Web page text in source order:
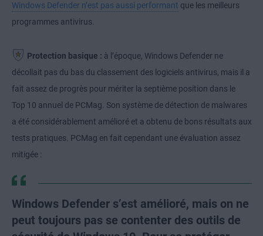
Windows Defender n’est pas aussi performant que les meilleurs
programmes antivirus.
Protection basique : à l’époque, Windows Defender ne
décollait pas du bas du classement des logiciels antivirus, mais il a
fait assez de progrès pour mériter la septième position dans le
Top 10 annuel de PCMag. Son système de détection de malwares
a été considérablement amélioré et a obtenu de bons résultats aux
tests pratiques. PCMag en fait cependant une évaluation assez
mitigée :
Windows Defender s’est amélioré, mais on ne
peut toujours pas se contenter des outils de